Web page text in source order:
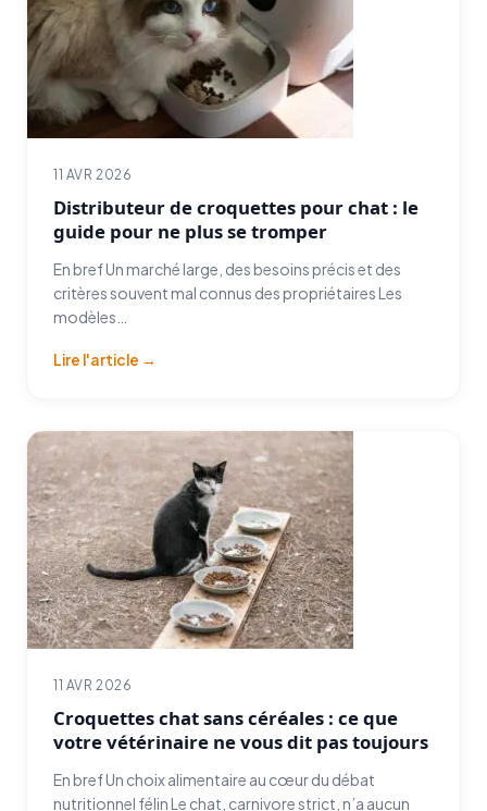
11 AVR 2026
Distributeur de croquettes pour chat : le
guide pour ne plus se tromper
En bref Un marché large, des besoins précis et des
critères souvent mal connus des propriétaires Les
modèles…
Lire l'article →
11 AVR 2026
Croquettes chat sans céréales : ce que
votre vétérinaire ne vous dit pas toujours
En bref Un choix alimentaire au cœur du débat
nutritionnel félin Le chat, carnivore strict, n’a aucun